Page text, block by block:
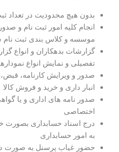
بدون هیچ محدودیت در تعداد
انجام کلیه امور ثبت نام و
موسسه و کلاس بندی ثبت نام
گزارشات بدهکاران و انواع
تفصیلی و نمایش انواع
صدور و ویرایش کارنامه،
انبار داری و خرید و فروش کالا
صدور نامه های اداری و یا
اختصاصی
درج اسناد حسابداری بصورت
به امور حسابداری
حضور غیاب پرسنل به صورت